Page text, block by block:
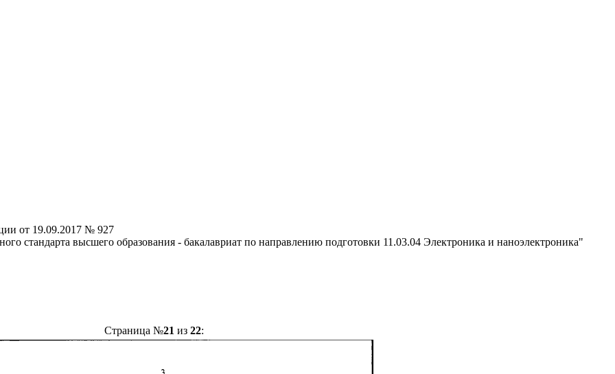
от 19.09.2017 № 927
стандарта высшего образования - бакалавриат по направлению подготовки 11.03.04 Электроника и наноэлектроника"
Страница №21 из 22: